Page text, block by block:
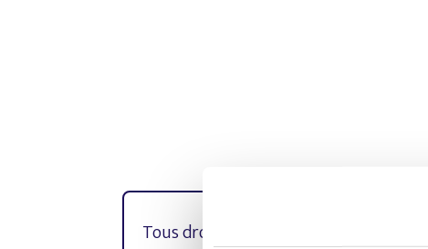
Tous droits réservés © Djob